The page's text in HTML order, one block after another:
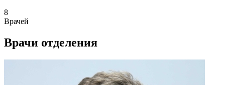
8
Врачей
Врачи отделения